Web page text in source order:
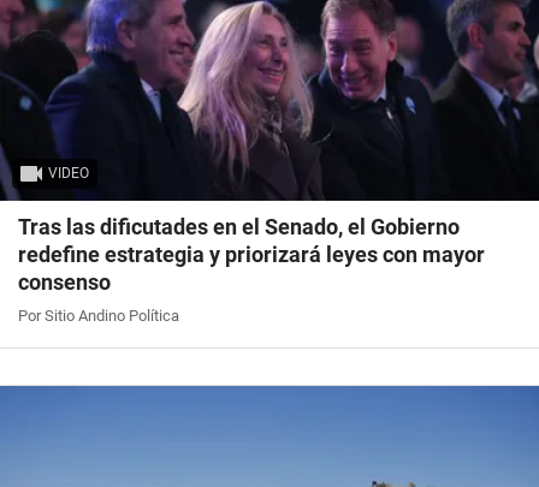
VIDEO
Tras las dificutades en el Senado, el Gobierno
redefine estrategia y priorizará leyes con mayor
consenso
Por Sitio Andino Política